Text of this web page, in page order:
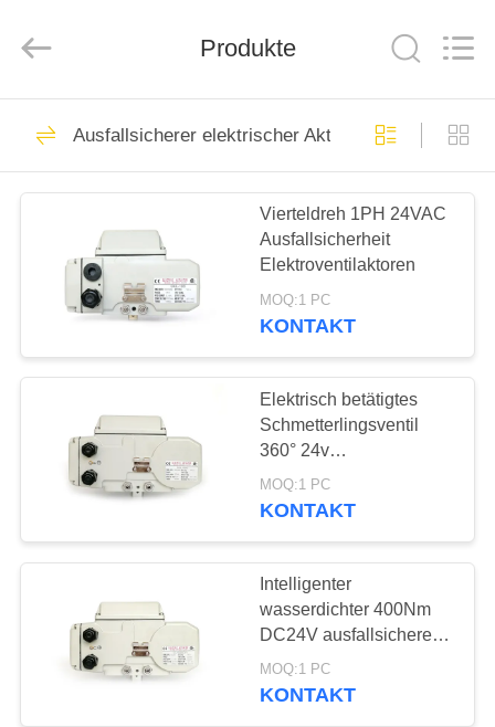
HAUS
PRODUKTE
SHOW
ÜBER
FABRIK-
AUSFLUG
QUALITÄTSKONTROLLE
TRETEN
Rights
Vierteldreh-Aktor
Multi-Turn-Aktor
27
Explosionssichere
elektrische Aktoren
Produkte
Ausfallsicherer elektrischer Aktor
Vierteldreh 1PH 24VAC
Ausfallsicherheit
Elektroventilaktoren
MOQ:1 PC
KONTAKT
Elektrisch betätigtes
Schmetterlingsventil
360° 24v
Viertelschaltbetrieb
MOQ:1 PC
KONTAKT
Intelligenter
wasserdichter 400Nm
DC24V ausfallsicherer
elektrischer Aktor
MOQ:1 PC
KONTAKT